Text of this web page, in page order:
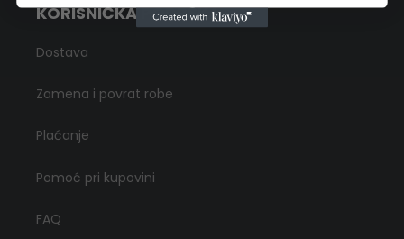
KORISNIČKA PODRŠKA
Dostava
Zamena i povrat robe
Plaćanje
Pomoć pri kupovini
FAQ